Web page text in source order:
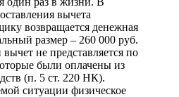
вычета
возвращается денежная
размер – 260 000 руб.
не представляется по
были оплачены из
(п. 5 ст. 220 НК).
ситуации физическое